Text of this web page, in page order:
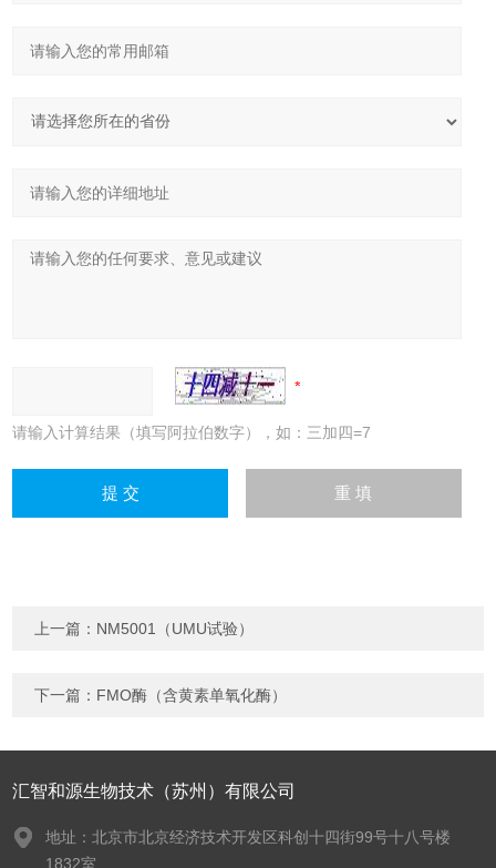
请输入计算结果（填写阿拉伯数字），如：三加四=7
上一篇： NM5001（UMU试验）
下一篇： FMO酶（含黄素单氧化酶）
汇智和源生物技术（苏州）有限公司
地址：北京市北京经济技术开发区科创十四街99号十八号楼
1832室